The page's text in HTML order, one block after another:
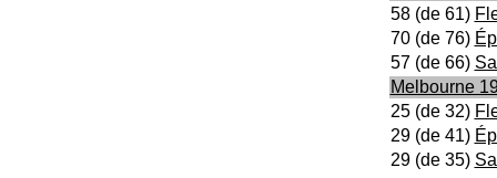
58 (de 61)
70 (de 76)
57 (de 66)
Melbourne
25 (de 32)
29 (de 41)
29 (de 35)